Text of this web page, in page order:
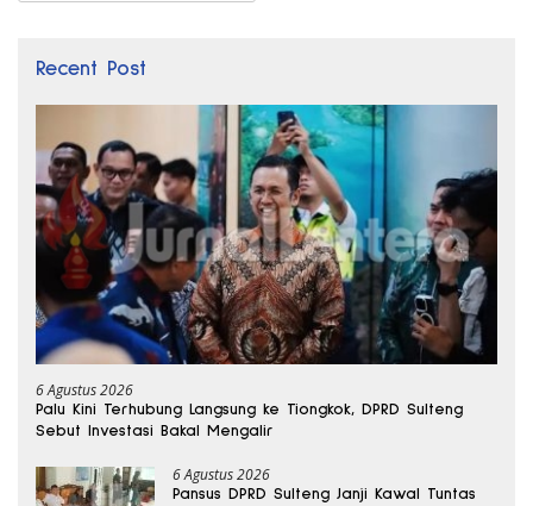
Recent Post
6 Agustus 2026
Palu Kini Terhubung Langsung ke Tiongkok, DPRD Sulteng
Sebut Investasi Bakal Mengalir
6 Agustus 2026
Pansus DPRD Sulteng Janji Kawal Tuntas